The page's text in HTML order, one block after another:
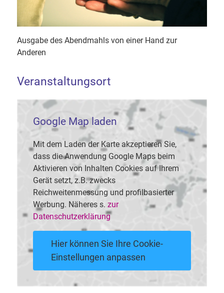
Ausgabe des Abendmahls von einer Hand zur
Anderen
Veranstaltungsort
Google Map laden
Mit dem Laden der Karte akzeptieren Sie,
dass die Anwendung Google Maps beim
Aktivieren von Inhalten Cookies auf Ihrem
Gerät setzt, z.B. zwecks
Reichweitenmessung und profilbasierter
Werbung. Näheres s. zur
Datenschutzerklärung
Hier können Sie Ihre Cookie-
Einstellungen anpassen